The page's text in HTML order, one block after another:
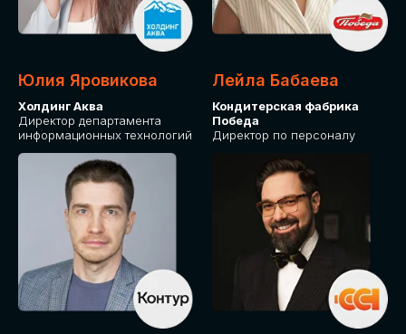
Юлия Яровикова
Холдинг Аква
Директор департамента
информационных технологий
Лейла Бабаева
Кондитерская фабрика
Победа
Директор по персоналу